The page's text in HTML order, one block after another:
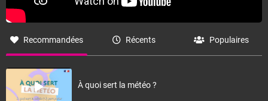
Recommandées Récents Populaires
À quoi sert la météo ?